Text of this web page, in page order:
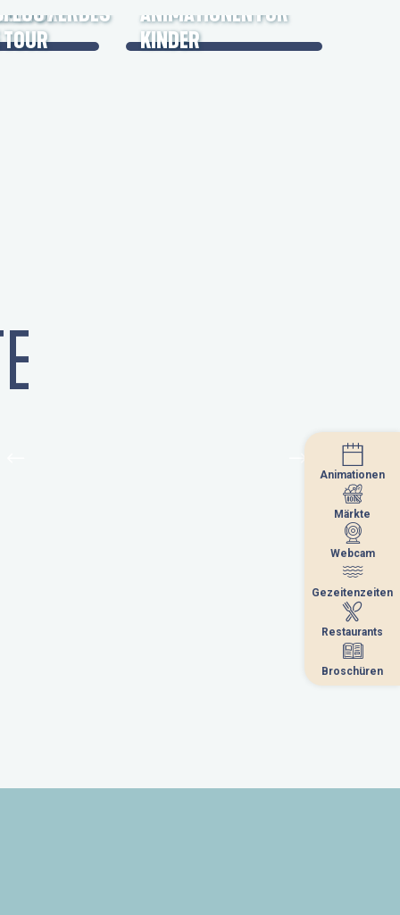
Animationen
Märkte
Webcam
Gezeitenzeiten
Restaurants
Broschüren
/
ANIMATIONEN FÜR
KINDER